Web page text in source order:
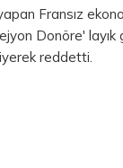
Fransız
Donöre' layık
reddetti.